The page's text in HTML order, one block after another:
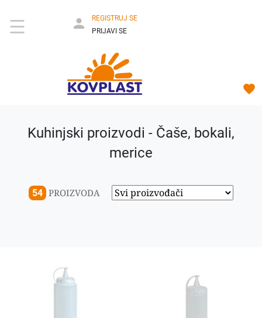
REGISTRUJ SE
PRIJAVI SE
Kuhinjski proizvodi - Čaše, bokali,
merice
54 PROIZVODA